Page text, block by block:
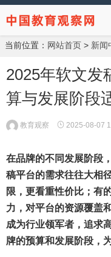
当前位置： 网站首页 > 新闻
2025年软文发
算与发展阶段
教育观察 2025-08-07
在品牌的不同发展阶段
稿平台的需求往往大相
限，更看重性价比；有
力，对平台的资源覆盖
成为行业领军者，追求
牌的预算和发展阶段，